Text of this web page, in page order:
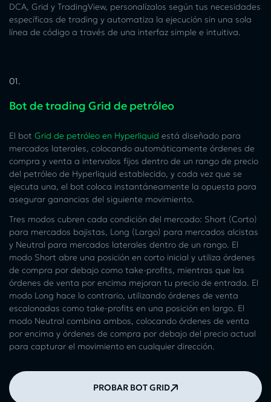
DCA, Grid y TradingView, personalízalos según tus necesidades
específicas de trading y automatiza la ejecución sin una sola
línea de código a través de una interfaz simple e intuitiva.
01.
Bot de trading Grid de petróleo
El bot Grid de petróleo en Hyperliquid está diseñado para
mercados laterales, colocando automáticamente órdenes de
compra y venta a intervalos fijos dentro de un rango de precio
del petróleo de Hyperliquid establecido, y cada vez que se
ejecuta una, el bot coloca instantáneamente la opuesta para
asegurar ganancias del siguiente movimiento.
Tres modos cubren cada condición del mercado: Short (Corto)
para mercados bajistas, Long (Largo) para mercados alcistas
y Neutral para mercados laterales dentro de un rango. El
modo Short abre una posición en corto inicial y utiliza órdenes
de compra por debajo como take-profits, mientras que las
órdenes de venta por encima mejoran tu precio de entrada. El
modo Long hace lo contrario, utilizando órdenes de venta
escalonadas como take-profits en una posición en largo. El
modo Neutral combina ambos, colocando órdenes de venta
por encima y órdenes de compra por debajo del precio actual
para capturar el movimiento en cualquier dirección.
PROBAR BOT GRID